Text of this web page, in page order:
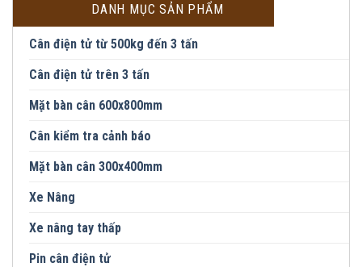
DANH MỤC SẢN PHẨM
Cân điện tử từ 500kg đến 3 tấn
Cân điện tử trên 3 tấn
Mặt bàn cân 600x800mm
Cân kiểm tra cảnh báo
Mặt bàn cân 300x400mm
Xe Nâng
Xe nâng tay thấp
Pin cân điện tử